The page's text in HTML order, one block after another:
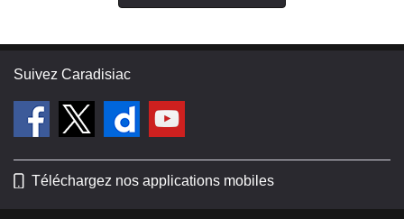
Suivez Caradisiac
Téléchargez nos applications mobiles